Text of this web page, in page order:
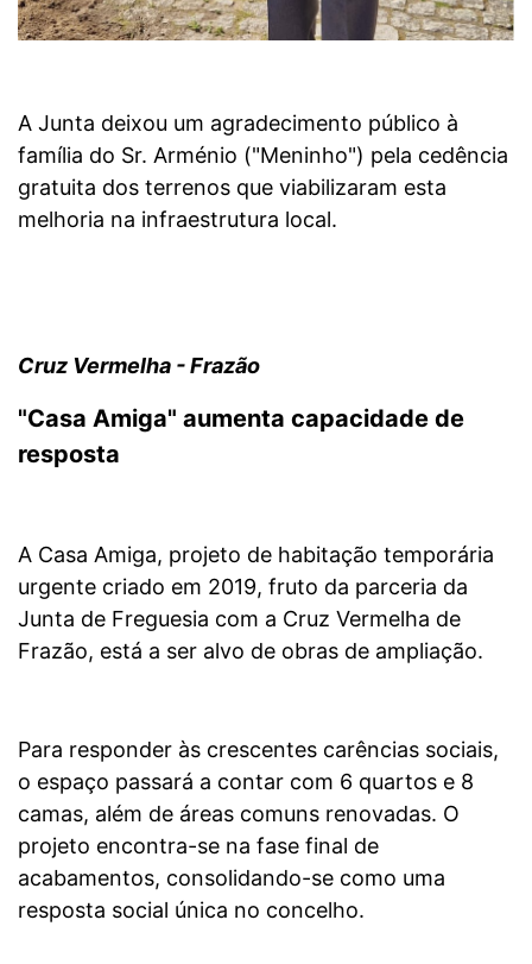
A Junta deixou um agradecimento público à
família do Sr. Arménio ("Meninho") pela cedência
gratuita dos terrenos que viabilizaram esta
melhoria na infraestrutura local.
Cruz Vermelha - Frazão
"Casa Amiga" aumenta capacidade de
resposta
A Casa Amiga, projeto de habitação temporária
urgente criado em 2019, fruto da parceria da
Junta de Freguesia com a Cruz Vermelha de
Frazão, está a ser alvo de obras de ampliação.
Para responder às crescentes carências sociais,
o espaço passará a contar com 6 quartos e 8
camas, além de áreas comuns renovadas. O
projeto encontra-se na fase final de
acabamentos, consolidando-se como uma
resposta social única no concelho.